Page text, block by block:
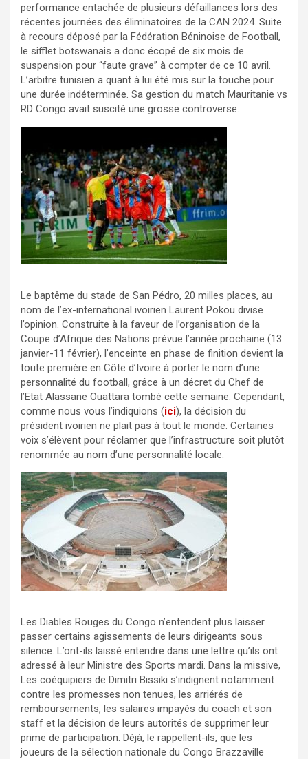
performance entachée de plusieurs défaillances lors des
récentes journées des éliminatoires de la CAN 2024. Suite
à recours déposé par la Fédération Béninoise de Football,
le sifflet botswanais a donc écopé de six mois de
suspension pour “faute grave” à compter de ce 10 avril.
L’arbitre tunisien a quant à lui été mis sur la touche pour
une durée indéterminée. Sa gestion du match Mauritanie vs
RD Congo avait suscité une grosse controverse.
Le baptême du stade de San Pédro, 20 milles places, au
nom de l’ex-international ivoirien Laurent Pokou divise
l’opinion. Construite à la faveur de l’organisation de la
Coupe d’Afrique des Nations prévue l’année prochaine (13
janvier-11 février), l’enceinte en phase de finition devient la
toute première en Côte d’Ivoire à porter le nom d’une
personnalité du football, grâce à un décret du Chef de
l’Etat Alassane Ouattara tombé cette semaine. Cependant,
comme nous vous l’indiquions (ici), la décision du
président ivoirien ne plait pas à tout le monde. Certaines
voix s’élèvent pour réclamer que l’infrastructure soit plutôt
renommée au nom d’une personnalité locale.
Les Diables Rouges du Congo n’entendent plus laisser
passer certains agissements de leurs dirigeants sous
silence. L’ont-ils laissé entendre dans une lettre qu’ils ont
adressé à leur Ministre des Sports mardi. Dans la missive,
Les coéquipiers de Dimitri Bissiki s’indignent notamment
contre les promesses non tenues, les arriérés de
remboursements, les salaires impayés du coach et son
staff et la décision de leurs autorités de supprimer leur
prime de participation. Déjà, le rappellent-ils, que les
joueurs de la sélection nationale du Congo Brazzaville